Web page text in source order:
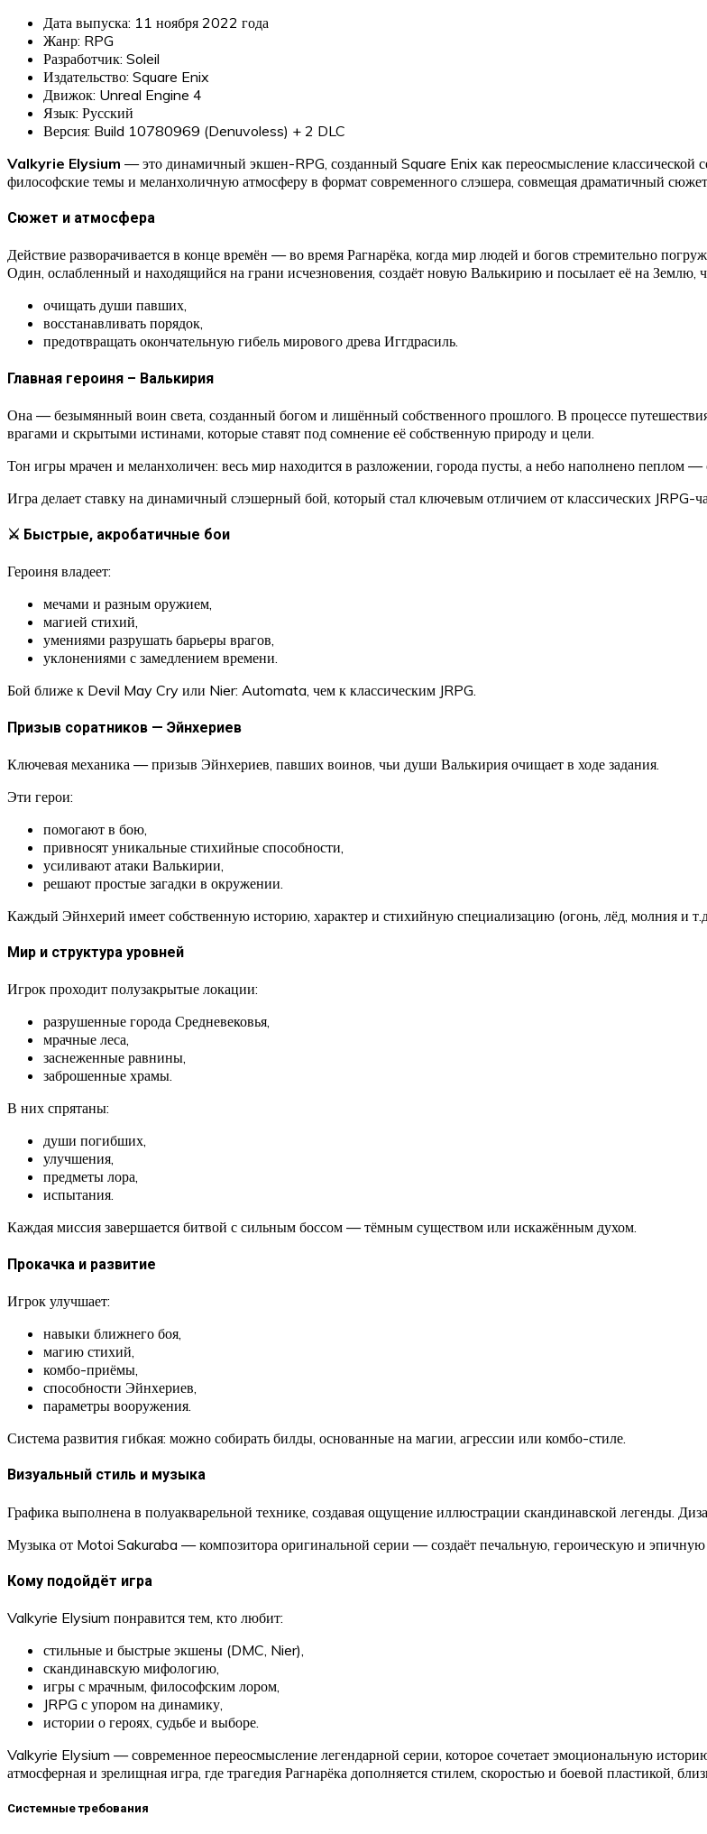
Дата выпуска: 11 ноября 2022 года
Жанр: RPG
Разработчик: Soleil
Издательство: Square Enix
Движок: Unreal Engine 4
Язык: Русский
Версия: Build 10780969 (Denuvoless) + 2 DLC
Valkyrie Elysium — это динамичный экшен-RPG, созданный Square Enix как переосмысление классической
философские темы и меланхоличную атмосферу в формат современного слэшера, совмещая драматичный
Сюжет и атмосфера
Действие разворачивается в конце времён — во время Рагнарёка, когда мир людей и богов стремительно
Один, ослабленный и находящийся на грани исчезновения, создаёт новую Валькирию и посылает её на Землю,
очищать души павших,
восстанавливать порядок,
предотвращать окончательную гибель мирового древа Иггдрасиль.
Главная героиня – Валькирия
Она — безымянный воин света, созданный богом и лишённый собственного прошлого. В процессе
врагами и скрытыми истинами, которые ставят под сомнение её собственную природу и цели.
Тон игры мрачен и меланхоличен: весь мир находится в разложении, города пусты, а небо наполнено пеплом
Игра делает ставку на динамичный слэшерный бой, который стал ключевым отличием от классических JRPG-
⚔ Быстрые, акробатичные бои
Героиня владеет:
мечами и разным оружием,
магией стихий,
умениями разрушать барьеры врагов,
уклонениями с замедлением времени.
Бой ближе к Devil May Cry или Nier: Automata, чем к классическим JRPG.
Призыв соратников — Эйнхериев
Ключевая механика — призыв Эйнхериев, павших воинов, чьи души Валькирия очищает в ходе задания.
Эти герои:
помогают в бою,
привносят уникальные стихийные способности,
усиливают атаки Валькирии,
решают простые загадки в окружении.
Каждый Эйнхерий имеет собственную историю, характер и стихийную специализацию (огонь, лёд, молния и
Мир и структура уровней
Игрок проходит полузакрытые локации:
разрушенные города Средневековья,
мрачные леса,
заснеженные равнины,
заброшенные храмы.
В них спрятаны:
души погибших,
улучшения,
предметы лора,
испытания.
Каждая миссия завершается битвой с сильным боссом — тёмным существом или искажённым духом.
Прокачка и развитие
Игрок улучшает:
навыки ближнего боя,
магию стихий,
комбо-приёмы,
способности Эйнхериев,
параметры вооружения.
Система развития гибкая: можно собирать билды, основанные на магии, агрессии или комбо-стиле.
Визуальный стиль и музыка
Графика выполнена в полуакварельной технике, создавая ощущение иллюстрации скандинавской легенды.
Музыка от Motoi Sakuraba — композитора оригинальной серии — создаёт печальную, героическую и эпичную
Кому подойдёт игра
Valkyrie Elysium понравится тем, кто любит:
стильные и быстрые экшены (DMC, Nier),
скандинавскую мифологию,
игры с мрачным, философским лором,
JRPG с упором на динамику,
истории о героях, судьбе и выборе.
Valkyrie Elysium — современное переосмысление легендарной серии, которое сочетает эмоциональную
атмосферная и зрелищная игра, где трагедия Рагнарёка дополняется стилем, скоростью и боевой пластикой,
Системные требования